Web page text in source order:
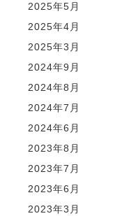
2025年5月
2025年4月
2025年3月
2024年9月
2024年8月
2024年7月
2024年6月
2023年8月
2023年7月
2023年6月
2023年3月